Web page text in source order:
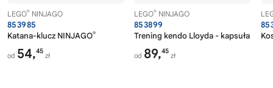
LEGO® NINJAGO
853985
Katana-klucz NINJAGO®
od 54,45
zł
LEGO® NINJAGO
853899
Trening kendo Lloyda - kapsuła
od 89,45
zł